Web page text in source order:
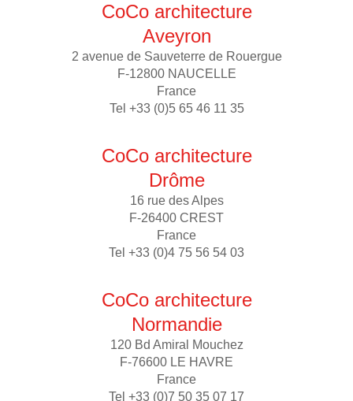
CoCo architecture
Aveyron
2 avenue de Sauveterre de Rouergue
F-12800 NAUCELLE
France
Tel +33 (0)5 65 46 11 35
CoCo architecture
Drôme
16 rue des Alpes
F-26400 CREST
France
Tel +33 (0)4 75 56 54 03
CoCo architecture
Normandie
120 Bd Amiral Mouchez
F-76600 LE HAVRE
France
Tel +33 (0)7 50 35 07 17